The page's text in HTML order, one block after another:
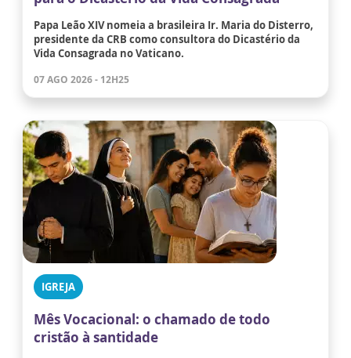
Papa Leão XIV nomeia a brasileira Ir. Maria do Disterro,
presidente da CRB como consultora do Dicastério da
Vida Consagrada no Vaticano.
07 AGO 2026 - 12H25
IGREJA
Mês Vocacional: o chamado de todo
cristão à santidade